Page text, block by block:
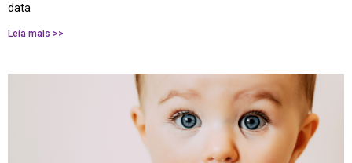
data
Leia mais >>